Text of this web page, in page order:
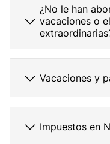
¿No le han
vacaciones o
Vacaciones y
Impuestos en